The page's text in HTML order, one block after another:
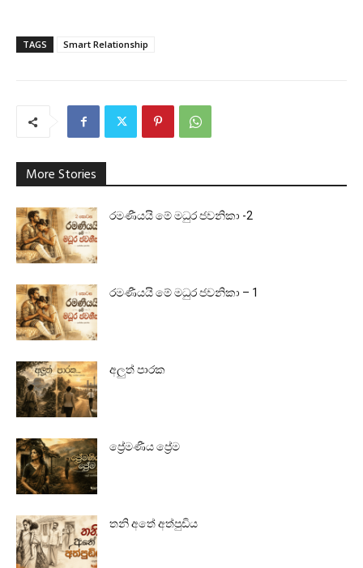
TAGS Smart Relationship
More Stories
රමණීයයි මේ මධුර ජවනිකා -2
රමණීයයි මේ මධුර ජවනිකා – 1
අලුත් පාරක
ප්‍රේමණීය ප්‍රේම
තනි අතේ අත්පුඩිය